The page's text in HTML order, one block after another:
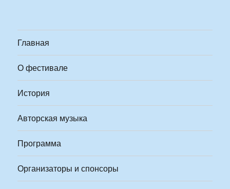
Главная
О фестивале
История
Авторская музыка
Программа
Организаторы и спонсоры